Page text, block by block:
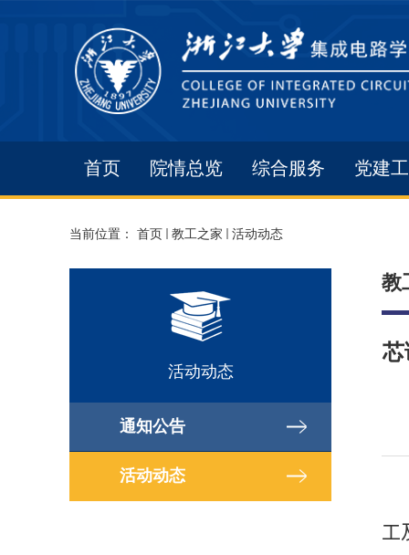
首页 院情总览 综合服务 党建
当前位置： 首页 教工之家 活动动态
活动动态
通知公告
活动动态
教
工